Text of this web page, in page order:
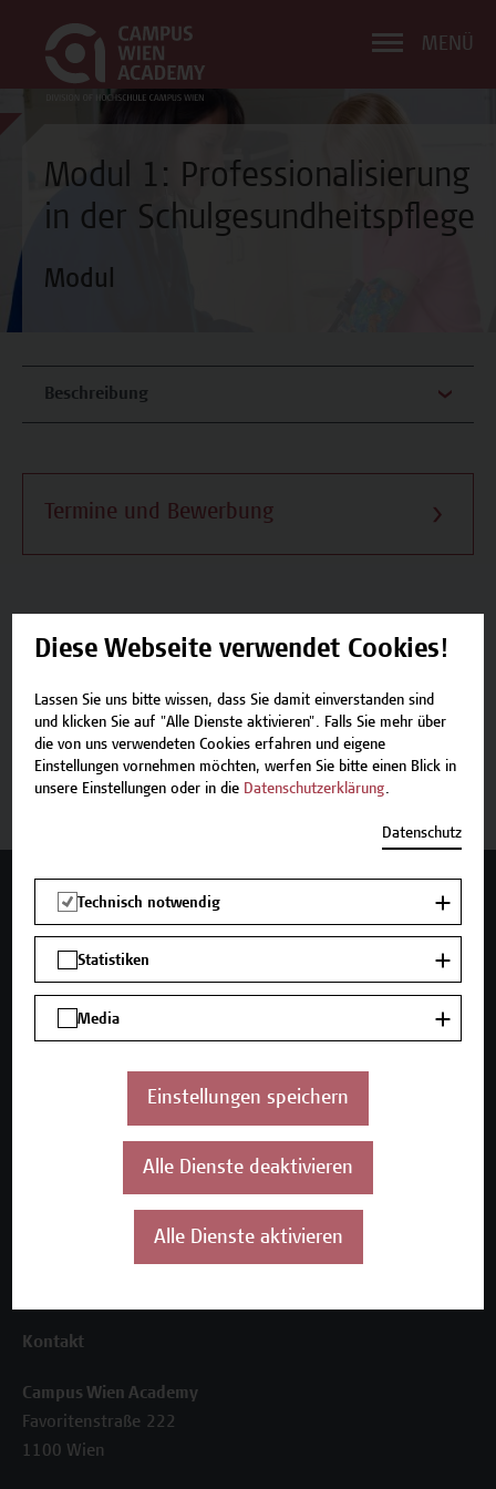
MENÜ
Modul 1: Professionalisierung
in der Schulgesundheitspflege
Modul
Beschreibung
Termine und Bewerbung
Beschreibung
Termine und Bewerbung
Zurück zum Zertifikatsprogramm
Mehr Infos gewünscht?
Unser Angebot
Seminare und Zertifikatsprogramme
Inhouse-Weiterbildung
Beratungsleistungen
Die Campus Wien Academy
Kontakt
Campus Wien Academy
Favoritenstraße 222
1100 Wien
Diese Webseite verwendet Cookies!
Lassen Sie uns bitte wissen, dass Sie damit einverstanden sind
und klicken Sie auf "Alle Dienste aktivieren". Falls Sie mehr über
die von uns verwendeten Cookies erfahren und eigene
Einstellungen vornehmen möchten, werfen Sie bitte einen Blick in
unsere Einstellungen oder in die Datenschutzerklärung.
Datenschutz
Technisch notwendig
Statistiken
Media
Einstellungen speichern
Alle Dienste deaktivieren
Alle Dienste aktivieren